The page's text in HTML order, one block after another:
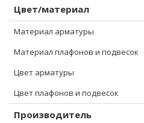
Цвет/материал
Материал арматуры
Материал плафонов и подвесок
Цвет арматуры
Цвет плафонов и подвесок
Производитель